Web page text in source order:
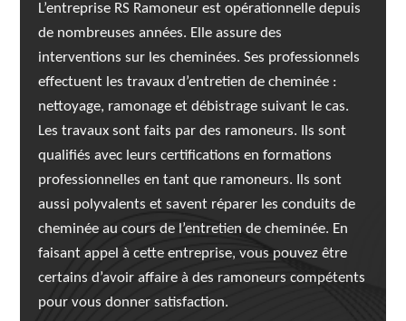
L’entreprise RS Ramoneur est opérationnelle depuis
de nombreuses années. Elle assure des
interventions sur les cheminées. Ses professionnels
effectuent les travaux d’entretien de cheminée :
nettoyage, ramonage et débistrage suivant le cas.
Les travaux sont faits par des ramoneurs. Ils sont
qualifiés avec leurs certifications en formations
professionnelles en tant que ramoneurs. Ils sont
aussi polyvalents et savent réparer les conduits de
cheminée au cours de l’entretien de cheminée. En
faisant appel à cette entreprise, vous pouvez être
certains d’avoir affaire à des ramoneurs compétents
pour vous donner satisfaction.